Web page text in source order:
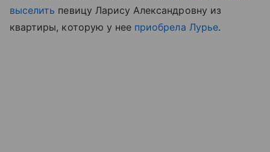
выселить певицу Ларису Александровну из
квартиры, которую у нее приобрела Лурье.